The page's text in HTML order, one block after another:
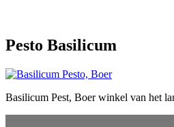
Pesto Basilicum
Basilicum Pest, Boer winkel van het